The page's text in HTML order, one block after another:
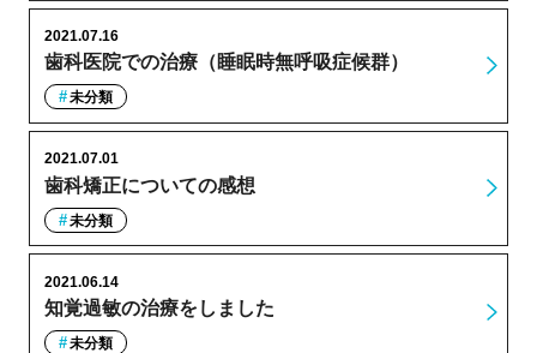
歯科医院での治療（睡眠時無呼吸症候群）
2021.07.16
未分類
歯科矯正についての感想
2021.07.01
未分類
知覚過敏の治療をしました
2021.06.14
未分類